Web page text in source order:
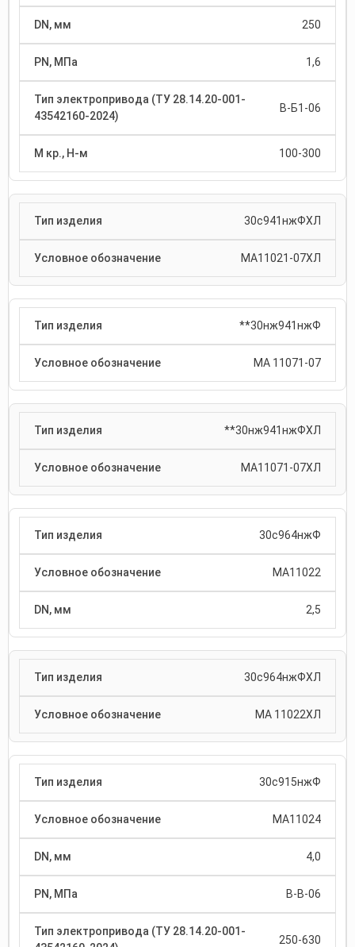
250
1,6
В-Б1-06
100-300
30с941нжФХЛ
МА11021-07ХЛ
**30нж941нжФ
МА 11071-07
**30нж941нжФХЛ
МА11071-07ХЛ
30с964нжФ
МА11022
2,5
30с964нжФХЛ
МА 11022ХЛ
30с915нжФ
МА11024
4,0
В-В-06
250-630